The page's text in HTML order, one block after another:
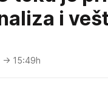
i
→ 15:49h